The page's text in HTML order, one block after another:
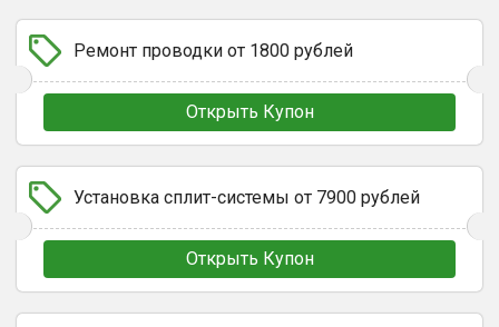
Ремонт проводки от 1800 рублей
Открыть Купон
Установка сплит-системы от 7900 рублей
Открыть Купон